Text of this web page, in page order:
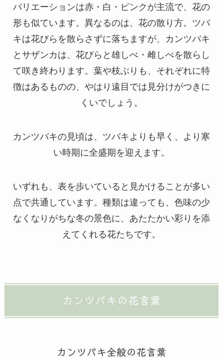
バリエーションは赤・白・ピンクが主流で、花の
形も似ています。異なるのは、花の散り方。ツバ
キは花びらを散らさずに落ちますが、カンツバキ
とサザンカは、花びらと雄しべ・雌しべを散らし
て咲き終わります。葉や枝ぶりも、それぞれに特
徴はあるものの、やはり遠目では見分けがつきに
くいでしょう。
カンツバキの見頃は、ツバキよりも早く、より寒
い時期に全盛期を迎えます。
いずれも、表を歩いていると見かけることが多い
点で共通しています。種類は違っても、色味の少
なくなりがちな冬の景色に、あたたかい彩りを添
えてくれる花たちです。
カンツバキの花言葉
カンツバキ全般の花言葉